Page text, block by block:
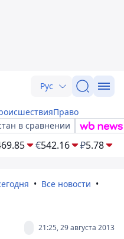
Рус
Право
в сравнении
€542.16 ₽5.78
Все новости
21:25, 29 августа 2013